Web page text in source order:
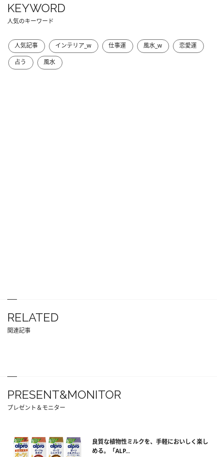
KEYWORD
人気のキーワード
人気記事 インテリア_w 仕事運 風水_w
恋愛運
占う
風水
RELATED
関連記事
PRESENT&MONITOR
プレゼント＆モニター
良質な植物性ミルクを、手軽においしく楽し
める。「ALP...